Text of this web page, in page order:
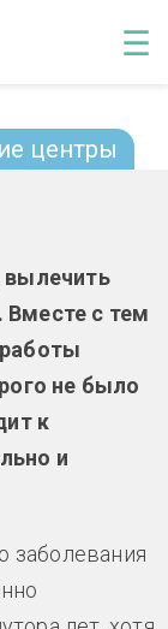
☰
центры
вылечить
с тем
не было
к
и
заболевания